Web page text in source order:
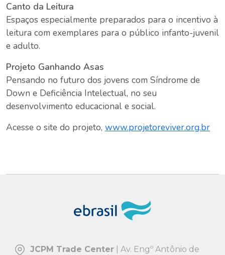
Canto da Leitura
Espaços especialmente preparados para o incentivo à
leitura com exemplares para o público infanto-juvenil
e adulto.
Projeto Ganhando Asas
Pensando no futuro dos jovens com Síndrome de
Down e Deficiência Intelectual, no seu
desenvolvimento educacional e social.
Acesse o site do projeto, www.projetoreviver.org.br
JCPM Trade Center | Av. Engº Antônio de